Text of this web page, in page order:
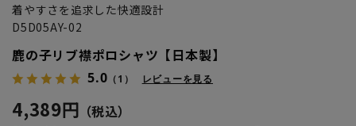
着やすさを追求した快適設計
D5D05AY-02
鹿の子リブ襟ポロシャツ【日本製】
5.0 （1） レビューを見る
4,389円